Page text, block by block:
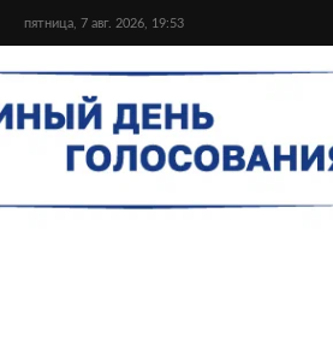
пятница, 7 авг. 2026, 19:53